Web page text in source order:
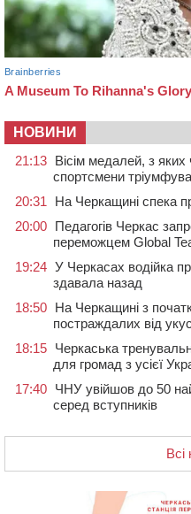
НОВИНИ
21:13 Вісім медалей, з яких
спортсмени
20:31
На Черкащині спека
20:00 Педагогів Черкас
переможцем Global
19:24 У Черкасах водійка
здавала назад
18:50 На Черкащині з
постраждалих від
18:15 Черкаська
для громад з усієї
17:40 ЧНУ увійшов до 50
серед вступників
контейнерний
16:32
Без розтину
пацієнтці замінили
Всі